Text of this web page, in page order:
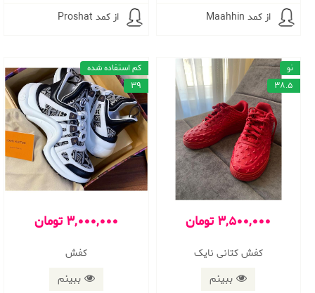
از کمد Maahhin از کمد Proshat
3,500,000 تومان
کفش کتانی نایک
ببینم
نو
38.5
3,000,000 تومان
کفش
ببینم
کم استفاده شده
39